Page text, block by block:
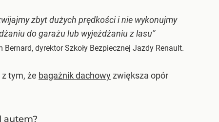
zbyt dużych prędkości i nie wykonujmy
do garażu lub wyjeżdżaniu z lasu”
Bernard, dyrektor Szkoły Bezpiecznej Jazdy Renault.
tym, że bagażnik dachowyzwiększa opór
autem?